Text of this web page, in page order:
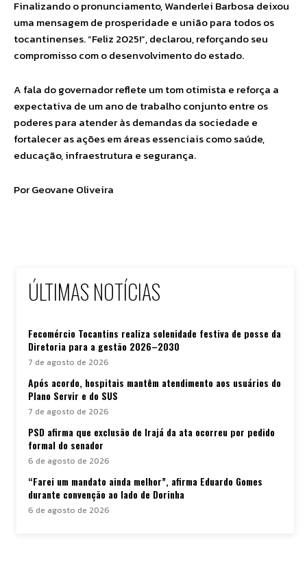
Finalizando o pronunciamento, Wanderlei Barbosa deixou
uma mensagem de prosperidade e união para todos os
tocantinenses. “Feliz 2025!”, declarou, reforçando seu
compromisso com o desenvolvimento do estado.
A fala do governador reflete um tom otimista e reforça a
expectativa de um ano de trabalho conjunto entre os
poderes para atender às demandas da sociedade e
fortalecer as ações em áreas essenciais como saúde,
educação, infraestrutura e segurança.
Por Geovane Oliveira
ÚLTIMAS NOTÍCIAS
Fecomércio Tocantins realiza solenidade festiva de posse da
Diretoria para a gestão 2026–2030
7 de agosto de 2026
Após acordo, hospitais mantêm atendimento aos usuários do
Plano Servir e do SUS
7 de agosto de 2026
PSD afirma que exclusão de Irajá da ata ocorreu por pedido
formal do senador
6 de agosto de 2026
“Farei um mandato ainda melhor”, afirma Eduardo Gomes
durante convenção ao lado de Dorinha
6 de agosto de 2026